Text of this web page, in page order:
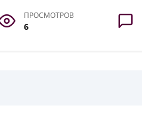
ПРОСМОТРОВ
6